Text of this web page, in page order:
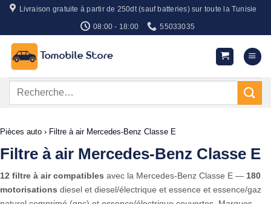
Passer
contenu
Livraison gratuite à partir de 250dt (sauf batteries) sur toute la Tunisie
08:00 - 18:00 55033035
Recherche
Pièces auto › Filtre à air Mercedes-Benz Classe E
Filtre à air Mercedes-Benz Classe E
12 filtre à air compatibles avec la Mercedes-Benz Classe E — 180
motorisations diesel et diesel/électrique et essence et essence/gaz